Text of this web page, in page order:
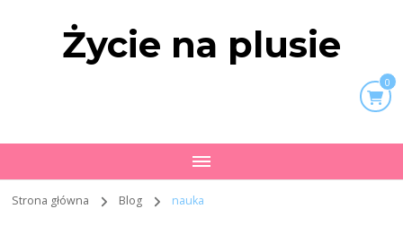
Życie na plusie
0
Strona główna Blog nauka